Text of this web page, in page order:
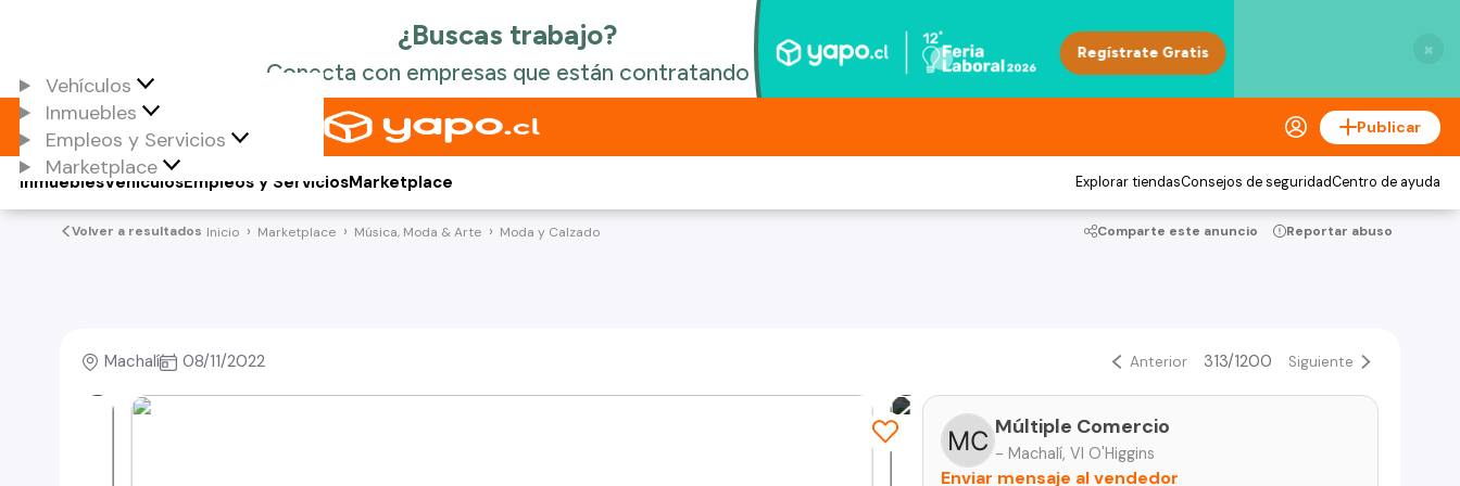
×
Vehículos
Inmuebles
Empleos y Servicios
Marketplace
Publicar
Vehículos
Inmuebles Empleos y ServiciosMarketplace Explorar tiendasConsejos de seguridadCentro de ayuda
Volver a resultados Inicio Marketplace Música, Moda & Arte Moda y Calzado Comparte este anuncio Reportar abuso
Machalí 08/11/2022 Anterior 313/1200 Siguiente
Múltiple Comercio
- Machalí, VI O'Higgins
Enviar mensaje al vendedor